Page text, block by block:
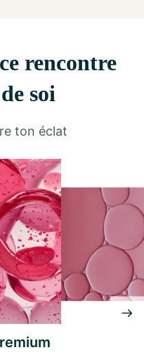
rencontre
soi
ton éclat